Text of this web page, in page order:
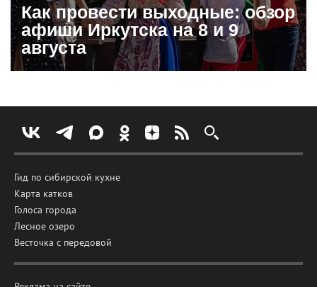
Как провести выходные: обзор
афиши Иркутска на 8 и 9
августа
Гид по сибирской кухне
Карта катков
Голоса города
Лесное озеро
Весточка с передовой